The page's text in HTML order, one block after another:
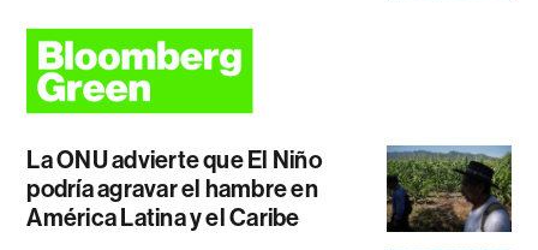
La ONU advierte que El Niño
podría agravar el hambre en
América Latina y el Caribe